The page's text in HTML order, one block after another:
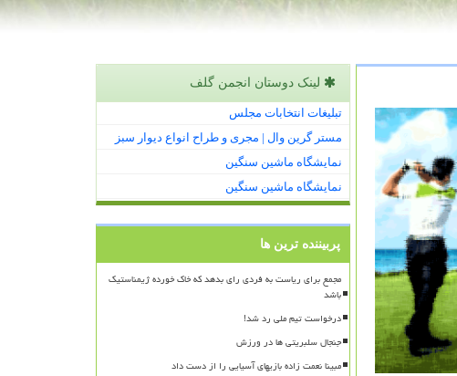
لینک دوستان انجمن گلف
تبلیغات انتخابات مجلس
مستر گرین وال | مجری و طراح انواع دیوار سبز
نمایشگاه ماشین سنگین
نمایشگاه ماشین سنگین
پربیننده ترین ها
مجمع برای ریاست به فردی رای بدهد که خاک خورده ژیمناستیک
باشد
درخواست تیم ملی رد شد!
جنجال سلبریتی ها در ورزش
مبینا نعمت زاده بازیهای آسیایی را از دست داد